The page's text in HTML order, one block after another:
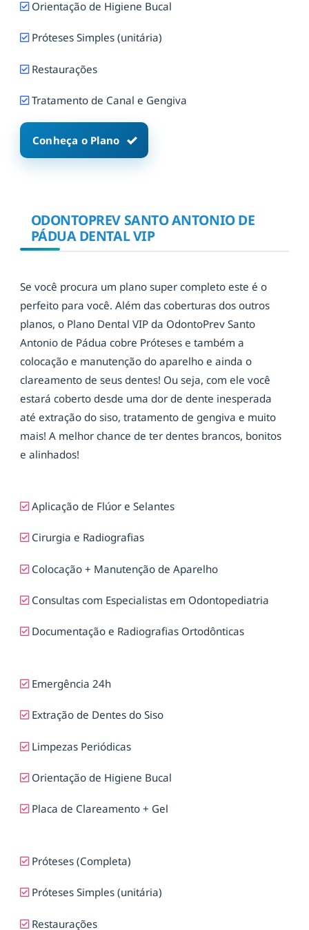
Orientação de Higiene Bucal
Próteses Simples (unitária)
Restaurações
Tratamento de Canal e Gengiva
Conheça o Plano
ODONTOPREV SANTO ANTONIO DE
PÁDUA DENTAL VIP
Se você procura um plano super completo este é o
perfeito para você. Além das coberturas dos outros
planos, o Plano Dental VIP da OdontoPrev Santo
Antonio de Pádua cobre Próteses e também a
colocação e manutenção do aparelho e ainda o
clareamento de seus dentes! Ou seja, com ele você
estará coberto desde uma dor de dente inesperada
até extração do siso, tratamento de gengiva e muito
mais! A melhor chance de ter dentes brancos, bonitos
e alinhados!
Aplicação de Flúor e Selantes
Cirurgia e Radiografias
Colocação + Manutenção de Aparelho
Consultas com Especialistas em Odontopediatria
Documentação e Radiografias Ortodônticas
Emergência 24h
Extração de Dentes do Siso
Limpezas Periódicas
Orientação de Higiene Bucal
Placa de Clareamento + Gel
Próteses (Completa)
Próteses Simples (unitária)
Restaurações